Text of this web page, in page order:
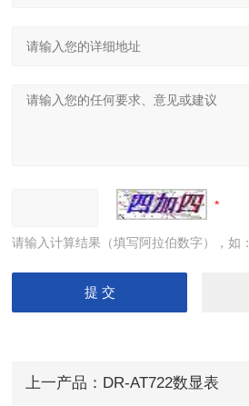
请输入计算结果（填写阿拉伯数字），如
上一产品： DR-AT722数显表